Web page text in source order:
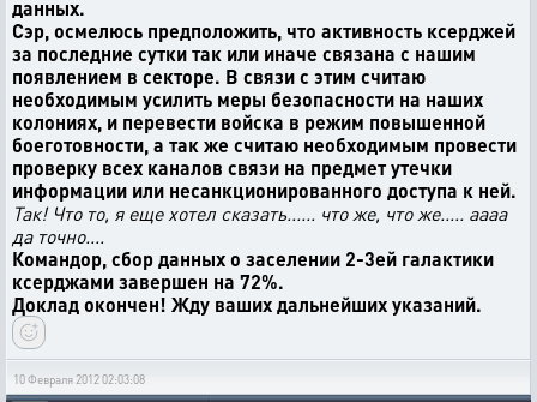
данных.
Сэр, осмелюсь предположить, что активность ксерджей
за последние сутки так или иначе связана с нашим
появлением в секторе. В связи с этим считаю
необходимым усилить меры безопасности на наших
колониях, и перевести войска в режим повышенной
боеготовности, а так же считаю необходимым провести
проверку всех каналов связи на предмет утечки
информации или несанкционированного доступа к ней.
Так! Что то, я еще хотел сказать...... что же, что же..... аааа
да точно....
Командор, сбор данных о заселении 2-3ей галактики
ксерджами завершен на 72%.
Доклад окончен! Жду ваших дальнейших указаний.
10 Февраля 2012 02:03:08